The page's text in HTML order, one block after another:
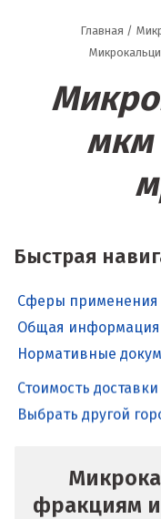
Главная /
мкм
Быстрая
Сферы применения
Общая информация
Нормативные
Стоимость
Выбрать другой
фракциям